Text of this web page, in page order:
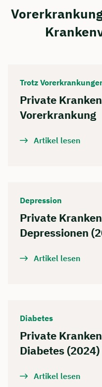
Trotz
Private
Vorerkrankung
Artikel lesen
Depression
Private
Depressionen
Artikel lesen
Diabetes
Private
Diabetes (2024)
Artikel lesen